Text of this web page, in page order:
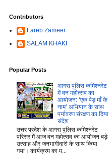
Contributors
Lareb Zameer
SALAM KHAKI
Popular Posts
आगरा पुलिस कमिश्नरेट
में वन महोत्सव का
आयोजन: ‘एक पेड़ माँ के
नाम’ अभियान के साथ
पर्यावरण संरक्षण का दिया
संदेश
उत्तर प्रदेश के आगरा पुलिस कमिश्नरेट
परिसर में आज वन महोत्सव का आयोजन बड़े
उत्साह और जनभागीदारी के साथ किया
गया। कार्यक्रम का म...